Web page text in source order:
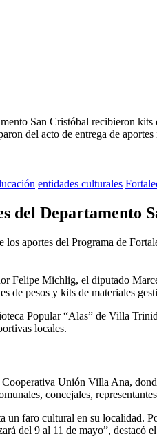
del acto de entrega de
entidades culturales
del Departamento
aportes del Programa de
Felipe Michlig, el diputado
de pesos y kits de materiales
Popular “Alas” de Villa
locales.
Unión Villa Ana,
concejales,
un faro cultural en su localidad.
del 9 al 11 de mayo”, destacó